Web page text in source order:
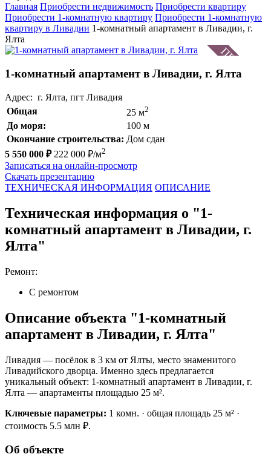
Главная Приобрести недвижимость Приобрести квартиру
Приобрести 1-комнатную квартиру Приобрести 1-комнатную
квартиру в Ливадии 1-комнатный апартамент в Ливадии, г.
Ялта
1-комнатный апартамент в Ливадии, г. Ялта
Адрес: г. Ялта, пгт Ливадия
Общая
25 м2
До моря:
100 м
Окончание строительства: Дом сдан
5 550 000 ₽ 222 000 ₽/м2
Записаться на онлайн-просмотр
Скачать презентацию
ТЕХНИЧЕСКАЯ ИНФОРМАЦИЯ ОПИСАНИЕ
Техническая информация о "1-
комнатный апартамент в Ливадии, г.
Ялта"
Ремонт:
С ремонтом
Описание объекта "1-комнатный
апартамент в Ливадии, г. Ялта"
Ливадия — посёлок в 3 км от Ялты, место знаменитого
Ливадийского дворца. Именно здесь предлагается
уникальный объект: 1-комнатный апартамент в Ливадии, г.
Ялта — апартаменты площадью 25 м².
Ключевые параметры: 1 комн. · общая площадь 25 м² ·
стоимость 5.5 млн ₽.
Об объекте